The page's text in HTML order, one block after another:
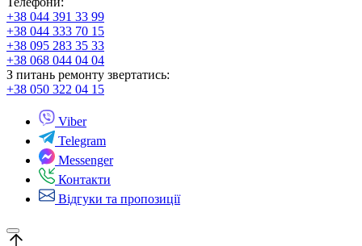
+38 044 391 33 99
+38 044 333 70 15
+38 095 283 35 33
+38 068 044 04 04
З питань ремонту звертатись:
+38 050 322 04 15
Viber
Telegram
Messenger
Контакти
Відгуки та пропозиції